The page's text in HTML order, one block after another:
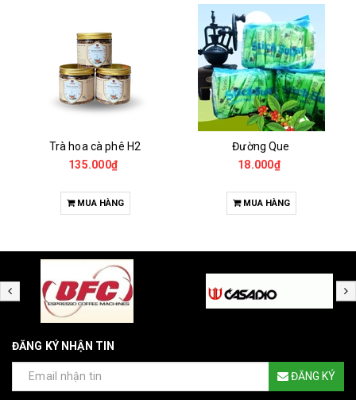
Trà hoa cà phê H2
135.000₫
MUA HÀNG
Đường Que
18.000₫
MUA HÀNG
ĐĂNG KÝ NHẬN TIN
ĐĂNG KÝ